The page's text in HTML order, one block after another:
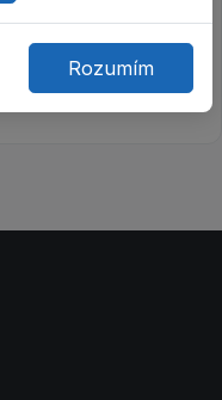
Rozumím